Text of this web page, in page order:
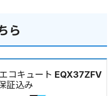
ら
コキュート EQX37ZFV
証込み